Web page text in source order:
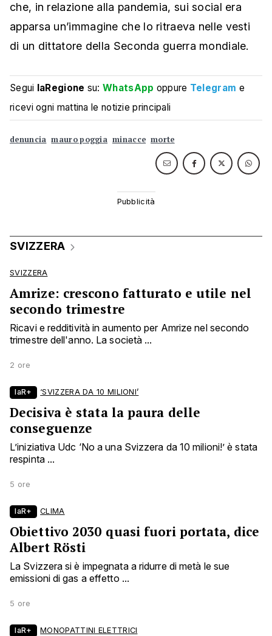
che, in relazione alla pandemia, sui social era
apparsa un’immagine che lo ritraeva nelle vesti
di un dittatore della Seconda guerra mondiale.
Segui laRegione su:WhatsApp oppure Telegram e
ricevi ogni mattina le notizie principali
denuncia mauro poggia minacce morte
SVIZZERA
SVIZZERA
Amrize: crescono fatturato e utile nel
secondo trimestre
Ricavi e redditività in aumento per Amrize nel secondo
trimestre dell'anno. La società ...
2 ore
laR+ ‘SVIZZERA DA 10 MILIONI’
Decisiva è stata la paura delle
conseguenze
L’iniziativa Udc ‘No a una Svizzera da 10 milioni!’ è stata
respinta ...
5 ore
laR+ CLIMA
Obiettivo 2030 quasi fuori portata, dice
Albert Rösti
La Svizzera si è impegnata a ridurre di metà le sue
emissioni di gas a effetto ...
5 ore
laR+ MONOPATTINI ELETTRICI